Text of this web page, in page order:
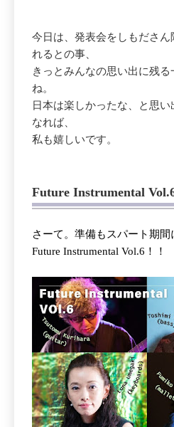
今日は、発表会をしもださん
れるとの事、
きっとみんなの思い出に残
ね。
日本は楽しかったな、と思
なれば、
私も嬉しいです。
Future Instrumental
さーて。準備も スパート期間
Future Instrumental Vol.6！！